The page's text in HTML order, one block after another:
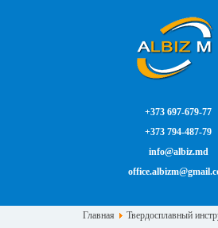
+373 697-679-77
+373 794-487-79
info@albiz.md
Главная Твердосплавный